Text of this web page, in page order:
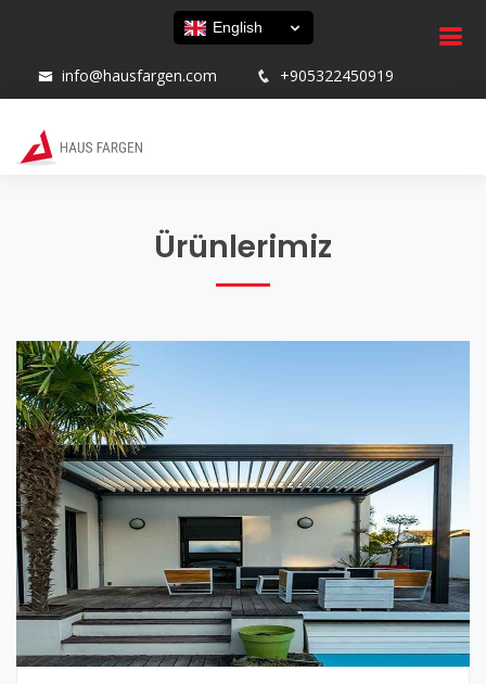
English
info@hausfargen.com +905322450919
Ürünlerimiz